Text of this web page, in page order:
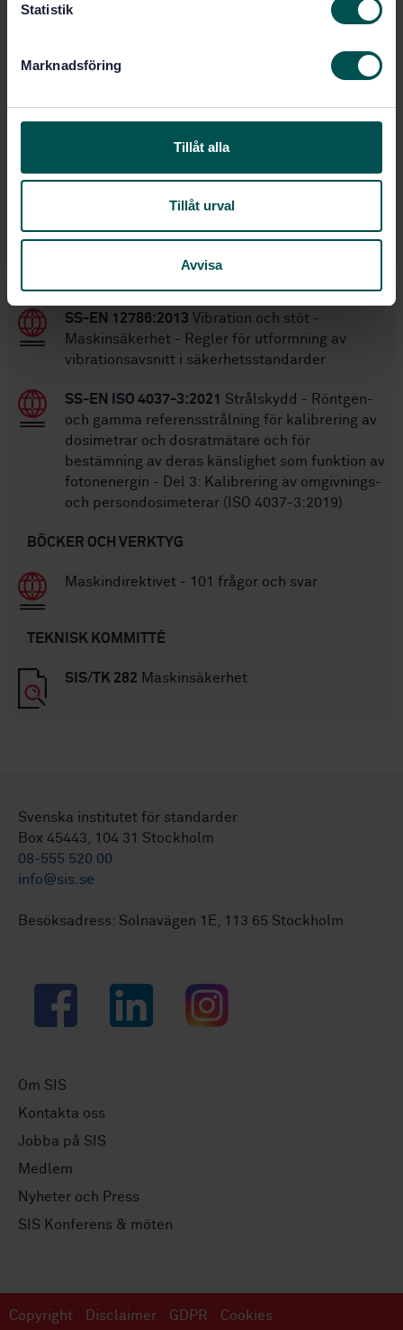
Statistik
Marknadsföring
Tillåt alla
Tillåt urval
Avvisa
Utgåva:
Antal sidor:24
SS-EN 13861:2011Maskinsäkerhet -
Vägledning för tillämpning av
SS-EN 12786:2013 Vibration och stöt -
Maskinsäkerhet - Regler för utformning av
vibrationsavsnitt i säkerhetsstandarder
SS-EN ISO 4037-3:2021
Strålskydd - Röntgen-
och gamma referensstrålning för kalibrering av
dosimetrar och dosratmätare och för
bestämning av deras känslighet som funktion av
fotonenergin - Del 3: Kalibrering av omgivnings-
och persondosimeterar (ISO 4037-3:2019)
BÖCKER OCH VERKTYG
Maskindirektivet - 101 frågor och svar
TEKNISK KOMMITTÉ
SIS/TK 282 Maskinsäkerhet
Svenska institutet för standarder
Box 45443, 104 31 Stockholm
08-555 520 00
info@sis.se
Besöksadress: Solnavägen 1E, 113 65 Stockholm
Facebook LinkedIn Instagram
Om SIS
Kontakta oss
Jobba på SIS
Medlem
Nyheter och Press
SIS Konferens & möten
Copyright Disclaimer GDPR Cookies